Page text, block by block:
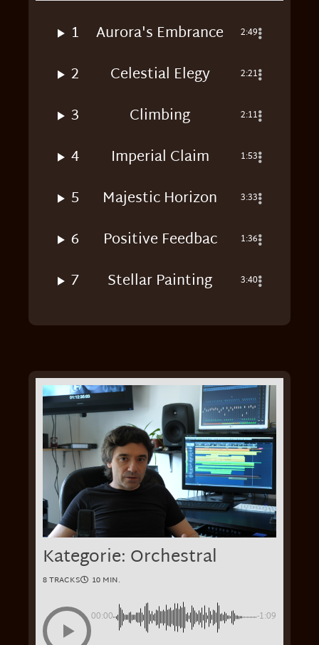
1 Aurora's Embrance 2:49
2 Celestial Elegy 2:21
3 Climbing 2:11
4 Imperial Claim 1:53
5 Majestic Horizon 3:33
6 Positive Feedbac 1:36
7 Stellar Painting 3:40
Kategorie: Orchestral
8 TRACKS 10 MIN.
00:00 -1:09